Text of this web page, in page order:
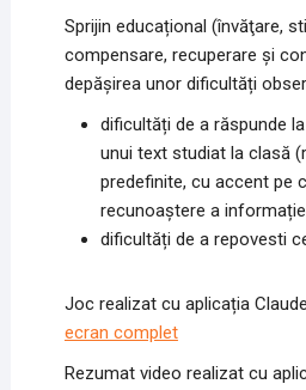
Sprijin educațional (învăţare,
compensare, recuperare și
depășirea unor dificultăți
dificultăți de a răspunde
unui text studiat la clasă
predefinite, cu accent pe
recunoaștere a
dificultăți de a repovesti
Joc realizat cu aplicația
ecran complet
Rezumat video realizat cu